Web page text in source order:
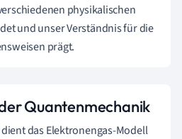
physikalischen
und unser Verständnis für die
prägt.
Quantenmechanik
das Elektronengas-Modell